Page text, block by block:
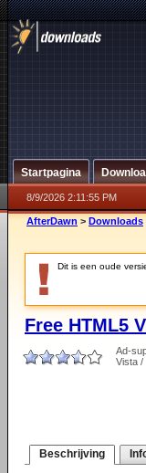
Startpagina
8/9/2026 2:11:55 PM
AfterDawn > Downloads
Dit is een oude
Free HTML5
Ad-
Vista /
Beschrijving